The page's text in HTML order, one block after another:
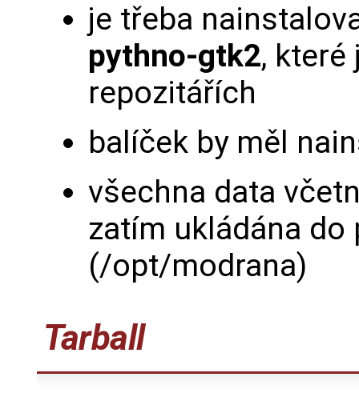
je třeba
pythno-gtk2, které
repozitářích
balíček by měl
všechna data
zatím ukládána
(/opt/modrana)
Tarball